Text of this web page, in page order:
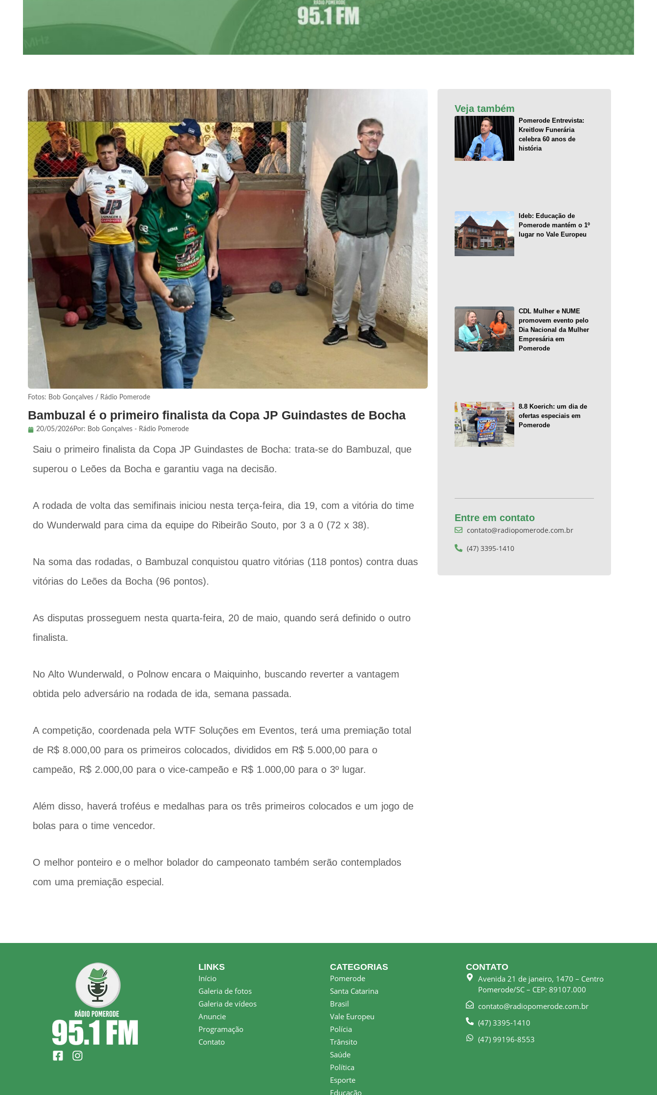
Fotos: Bob Gonçalves / Rádio Pomerode
Bambuzal é o primeiro finalista da Copa JP Guindastes de Bocha
20/05/2026Por: Bob Gonçalves - Rádio Pomerode
Saiu o primeiro finalista da Copa JP Guindastes de Bocha: trata-se do Bambuzal, que
superou o Leões da Bocha e garantiu vaga na decisão.
A rodada de volta das semifinais iniciou nesta terça-feira, dia 19, com a vitória do time
do Wunderwald para cima da equipe do Ribeirão Souto, por 3 a 0 (72 x 38).
Na soma das rodadas, o Bambuzal conquistou quatro vitórias (118 pontos) contra duas
vitórias do Leões da Bocha (96 pontos).
As disputas prosseguem nesta quarta-feira, 20 de maio, quando será definido o outro
finalista.
No Alto Wunderwald, o Polnow encara o Maiquinho, buscando reverter a vantagem
obtida pelo adversário na rodada de ida, semana passada.
A competição, coordenada pela WTF Soluções em Eventos, terá uma premiação total
de R$ 8.000,00 para os primeiros colocados, divididos em R$ 5.000,00 para o
campeão, R$ 2.000,00 para o vice-campeão e R$ 1.000,00 para o 3º lugar.
Além disso, haverá troféus e medalhas para os três primeiros colocados e um jogo de
bolas para o time vencedor.
O melhor ponteiro e o melhor bolador do campeonato também serão contemplados
com uma premiação especial.
Veja também
Pomerode Entrevista:
Kreitlow Funerária
celebra 60 anos de
história
Ideb: Educação de
Pomerode mantém o 1º
lugar no Vale Europeu
CDL Mulher e NUME
promovem evento pelo
Dia Nacional da Mulher
Empresária em
Pomerode
8.8 Koerich: um dia de
ofertas especiais em
Pomerode
Entre em contato
contato@radiopomerode.com.br
(47) 3395-1410
F
a
I
n
LINKS
Início
Galeria de fotos
Galeria de vídeos
Anuncie
Programação
Contato
CATEGORIAS
Pomerode
Santa Catarina
Brasil
Vale Europeu
Polícia
Trânsito
Saúde
Política
Esporte
Educação
CONTATO
Avenida 21 de janeiro, 1470 – Centro
Pomerode/SC – CEP: 89107.000
contato@radiopomerode.com.br
(47) 3395-1410
(47) 99196-8553